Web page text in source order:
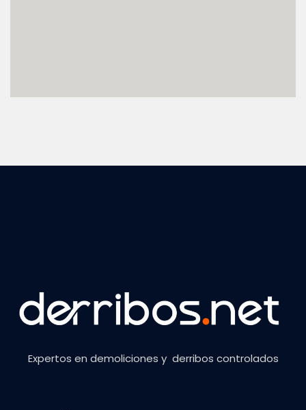
Expertos en demoliciones y derribos controlados